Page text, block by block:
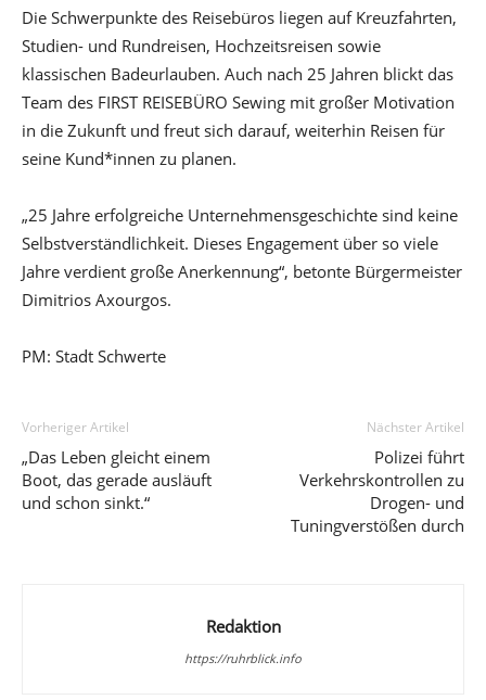
Die Schwerpunkte des Reisebüros liegen auf Kreuzfahrten,
Studien- und Rundreisen, Hochzeitsreisen sowie
klassischen Badeurlauben. Auch nach 25 Jahren blickt das
Team des FIRST REISEBÜRO Sewing mit großer Motivation
in die Zukunft und freut sich darauf, weiterhin Reisen für
seine Kund*innen zu planen.
„25 Jahre erfolgreiche Unternehmensgeschichte sind keine
Selbstverständlichkeit. Dieses Engagement über so viele
Jahre verdient große Anerkennung“, betonte Bürgermeister
Dimitrios Axourgos.
PM: Stadt Schwerte
Vorheriger Artikel
„Das Leben gleicht einem
Boot, das gerade ausläuft
und schon sinkt.“
Nächster Artikel
Polizei führt
Verkehrskontrollen zu
Drogen- und
Tuningverstößen durch
Redaktion
https://ruhrblick.info